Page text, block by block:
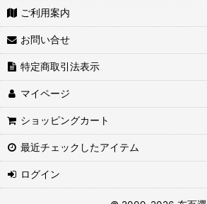
ご利用案内
お問い合せ
特定商取引法表示
マイページ
ショッピングカート
最近チェックしたアイテム
ログイン